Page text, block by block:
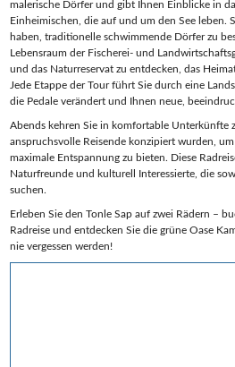
malerische Dörfer und gibt Ihnen Einblicke in
Einheimischen, die auf und um den See leben.
haben, traditionelle schwimmende Dörfer zu
Lebensraum der Fischerei- und
und das Naturreservat zu entdecken, das
Jede Etappe der Tour führt Sie durch eine
die Pedale verändert und Ihnen neue,
Abends kehren Sie in komfortable Unterkünfte
anspruchsvolle Reisende konzipiert wurden,
maximale Entspannung zu bieten. Diese
Naturfreunde und kulturell Interessierte, die
suchen.
Erleben Sie den Tonle Sap auf zwei Rädern –
Radreise und entdecken Sie die grüne Oase
nie vergessen werden!